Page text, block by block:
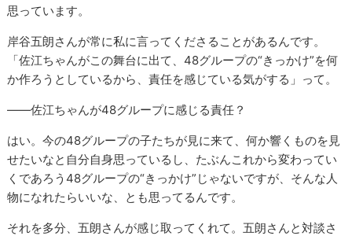
思っています。
岸谷五朗さんが常に私に言ってくださることがあるんです。
「佐江ちゃんがこの舞台に出て、48グループの“きっかけ”を何
か作ろうとしているから、責任を感じている気がする」って。
――佐江ちゃんが48グループに感じる責任？
はい。今の48グループの子たちが見に来て、何か響くものを見
せたいなと自分自身思っているし、たぶんこれから変わってい
くであろう48グループの“きっかけ”じゃないですが、そんな人
物になれたらいいな、とも思ってるんです。
それを多分、五朗さんが感じ取ってくれて。五朗さんと対談さ